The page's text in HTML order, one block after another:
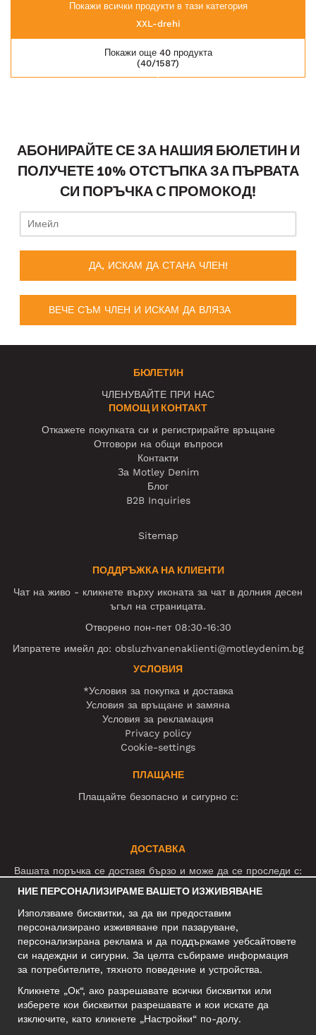
Покажи всички продукти в тази категория
XXL-drehi
(40/1587)
Покажи още 40 продукта
АБОНИРАЙТЕ СЕ ЗА НАШИЯ БЮЛЕТИН И
ПОЛУЧЕТЕ 10% ОТСТЪПКА ЗА ПЪРВАТА
СИ ПОРЪЧКА С ПРОМОКОД!
ДА, ИСКАМ ДА СТАНА ЧЛЕН!
ВЕЧЕ СЪМ ЧЛЕН И ИСКАМ ДА ВЛЯЗА
БЮЛЕТИН
ЧЛЕНУВАЙТЕ ПРИ НАС
ПОМОЩ И КОНТАКТ
Откажете покупката си и регистрирайте връщане
Отговори на общи въпроси
Контакти
За Motley Denim
Блог
B2B Inquiries
Sitemap
ПОДДРЪЖКА НА КЛИЕНТИ
Чат на живо - кликнете върху иконата за чат в долния десен
ъгъл на страницата.
Отворено пон-пет 08:30-16:30
Изпратете имейл до: obsluzhvanenaklienti@motleydenim.bg
УСЛОВИЯ
*Условия за покупка и доставка
Условия за връщане и замяна
Условия за рекламация
Privacy policy
Cookie-settings
ПЛАЩАНЕ
Плащайте безопасно и сигурно с:
ДОСТАВКА
Вашата поръчка се доставя бързо и може да се проследи с:
СОЦИАЛНИ МРЕЖИ
БИЗНЕС АДРЕС
Motley Denim Europe OÜ
Narva mnt 5, EE-10117 Tallinn
Reg: 12356245
НИЕ ПЕРСОНАЛИЗИРАМЕ ВАШЕТО ИЗЖИВЯВАНЕ
Използваме бисквитки, за да ви предоставим
персонализирано изживяване при пазаруване,
персонализирана реклама и да поддържаме уебсайтовете
си надеждни и сигурни. За целта събираме информация
за потребителите, тяхното поведение и устройства.
Кликнете „Ок“, ако разрешавате всички бисквитки или
изберете кои бисквитки разрешавате и кои искате да
изключите, като кликнете „Настройки“ по-долу.